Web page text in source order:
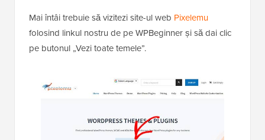
Mai întâi trebuie să vizitezi site-ul web Pixelemu
folosind linkul nostru de pe WPBeginner și să dai clic
pe butonul „Vezi toate temele”.